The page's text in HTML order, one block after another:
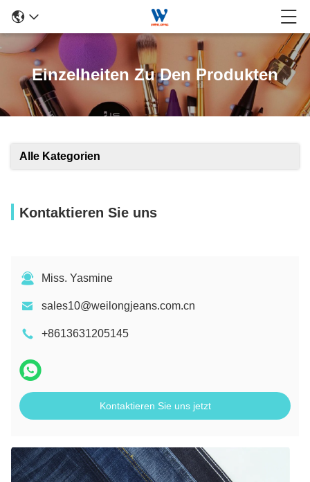
Einzelheiten Zu Den Produkten
Alle Kategorien
Kontaktieren Sie uns
Miss. Yasmine
sales10@weilongjeans.com.cn
+8613631205145
Kontaktieren Sie uns jetzt